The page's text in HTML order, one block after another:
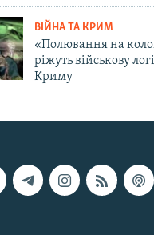
ВІЙНА ТА КРИМ
«Полювання на
ріжуть військову
Криму